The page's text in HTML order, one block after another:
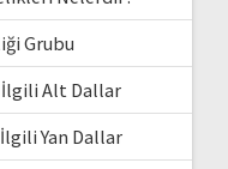
Grubu
Alt Dallar
Yan Dallar